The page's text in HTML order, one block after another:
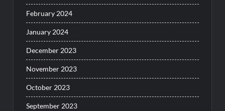
February 2024
January 2024
December 2023
November 2023
October 2023
September 2023